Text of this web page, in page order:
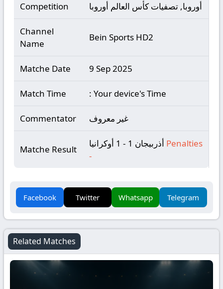
Competition أوروبا, تصفيات كأس العالم أوروبا
Channel
Name
Bein Sports HD2
Matche Date 9 Sep 2025
Match Time : Your device's Time
Commentator غير معروف
Matche Result
Penalties
-
Facebook Twitter Whatsapp Telegram
Related Matches